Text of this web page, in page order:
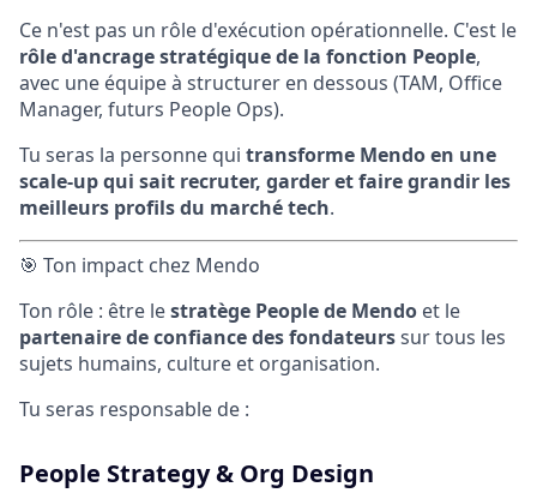
Ce n'est pas un rôle d'exécution opérationnelle. C'est le
rôle d'ancrage stratégique de la fonction People,
avec une équipe à structurer en dessous (TAM, Office
Manager, futurs People Ops).
Tu seras la personne qui transforme Mendo en une
scale-up qui sait recruter, garder et faire grandir les
meilleurs profils du marché tech.
🎯 Ton impact chez Mendo
Ton rôle : être lestratège People de Mendo et le
partenaire de confiance des fondateurssur tous les
sujets humains, culture et organisation.
Tu seras responsable de :
People Strategy & Org Design